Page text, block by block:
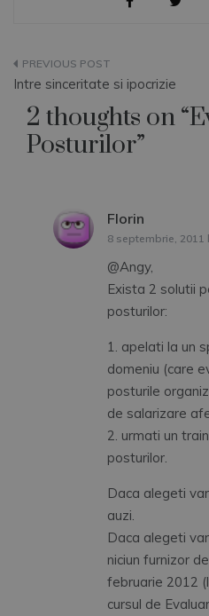
Navigare
în
articole
Intre sinceritate si ipocrizie
2 thoughts on “
Posturilor”
Florin
8 septembrie, 2011
@Angy,
Exista 2 solutii
posturilor:
1. apelati la un
domeniu (care
posturile
de salarizare
2. urmati un
posturilor.
Daca alegeti
auzi.
Daca alegeti
niciun furnizor
februarie 2012
cursul de